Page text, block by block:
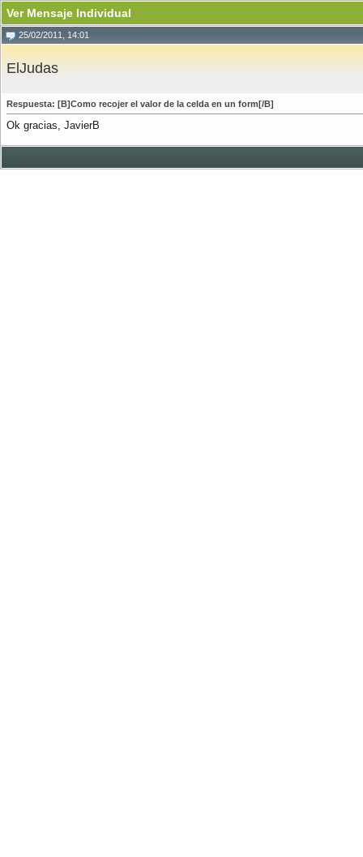
Ver Mensaje Individual
25/02/2011, 14:01
ElJudas
Respuesta: [B]Como recojer el valor de la celda en un form[/B]
Ok gracias, JavierB